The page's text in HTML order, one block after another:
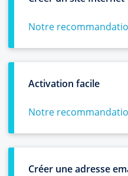
Notre
Activation facile
Notre
Créer une adresse